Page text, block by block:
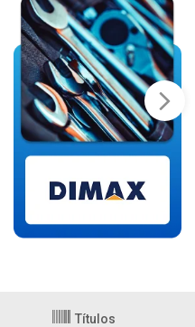
Títulos